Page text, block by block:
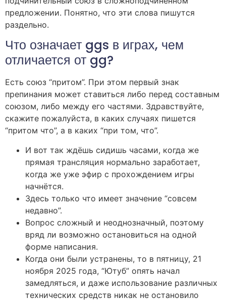
предложении. Понятно, что эти слова пишутся
раздельно.
Что означает ggs в играх, чем
отличается от gg?
Есть союз “притом”. При этом первый знак
препинания может ставиться либо перед составным
союзом, либо между его частями. Здравствуйте,
скажите пожалуйста, в каких случаях пишется
“притом что”, а в каких “при том, что”.
И вот так ждёшь сидишь часами, когда же
прямая трансляция нормально заработает,
когда же уже эфир с прохождением игры
начнётся.
Здесь только что имеет значение “совсем
недавно”.
Вопрос сложный и неоднозначный, поэтому
вряд ли возможно остановиться на одной
форме написания.
Когда они были устранены, то в пятницу, 21
ноября 2025 года, “Ютуб” опять начал
замедляться, и даже использование различных
технических средств никак не остановило